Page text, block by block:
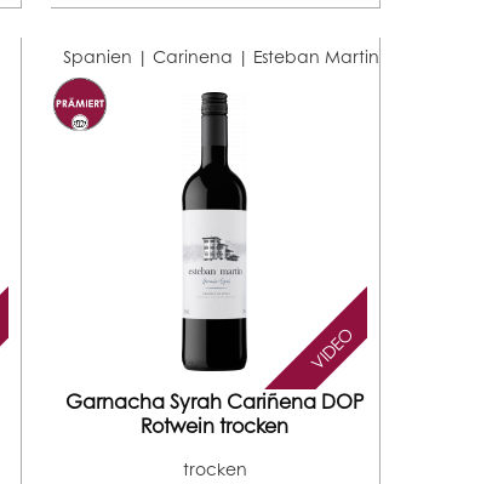
Spanien | Carinena | Esteban Martin
VIDEO
Garnacha Syrah Cariñena DOP
Rotwein trocken
trocken